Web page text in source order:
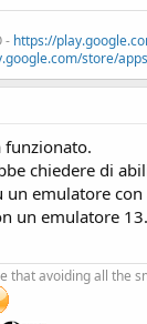
- https://
store/
funzionato.
chiedere di
un emulatore
un emulatore 13.
that avoiding all the